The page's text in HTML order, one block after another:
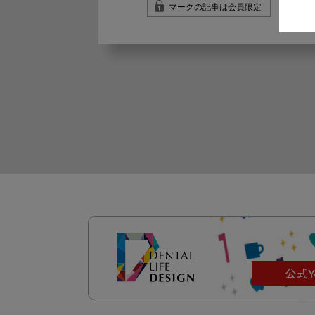
マークの記事は会員限定